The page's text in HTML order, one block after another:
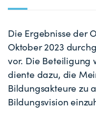
Die Ergebnisse der
Oktober 2023
vor. Die Beteiligung
diente dazu, die
Bildungsakteure zu
Bildungsvision